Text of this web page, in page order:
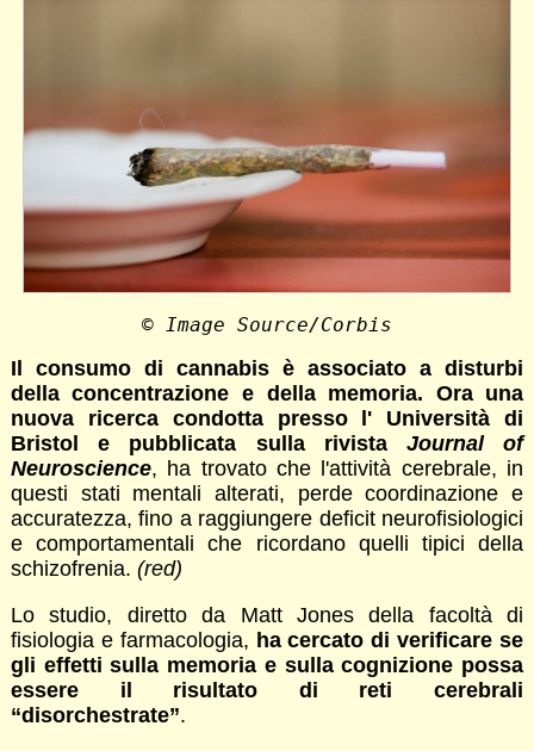
© Image Source/Corbis
Il consumo di cannabis è associato a disturbi
della concentrazione e della memoria. Ora una
nuova ricerca condotta presso l' Università di
Bristol e pubblicata sulla rivista Journal of
Neuroscience, ha trovato che l'attività cerebrale, in
questi stati mentali alterati, perde coordinazione e
accuratezza, fino a raggiungere deficit neurofisiologici
e comportamentali che ricordano quelli tipici della
schizofrenia. (red)
Lo studio, diretto da Matt Jones della facoltà di
fisiologia e farmacologia, ha cercato di verificare se
gli effetti sulla memoria e sulla cognizione possa
essere il risultato di reti cerebrali
“disorchestrate”.